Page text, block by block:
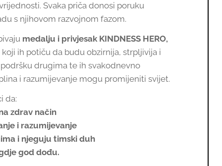
Svaka priča donosi poruku
s njihovom razvojnom fazom.
medalju i privjesak KINDNESS HERO,
ih potiču da budu obzirnija, strpljivija i
drugima te ih svakodnevno
i razumijevanje mogu promijeniti svijet.
da:
zdrav način
i razumijevanje
i njeguju timski duh
god dođu.